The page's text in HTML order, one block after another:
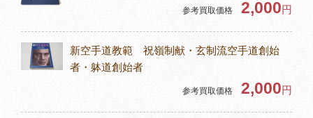
参考買取価格 2,000円
新空手道教範 祝嶺制献・玄制流空手道創始
者・躰道創始者
参考買取価格 2,000円